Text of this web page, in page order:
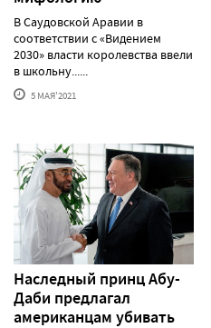
В Саудовской Аравии в
соответствии с «Видением
2030» власти королевства ввели
в школьну......
5 МАЯ'2021
Наследный принц Абу-
Даби предлагал
американцам убивать